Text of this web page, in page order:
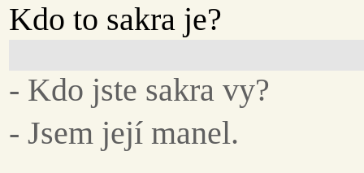
Kdo to sakra je?
- Kdo jste sakra vy?
- Jsem její manel.